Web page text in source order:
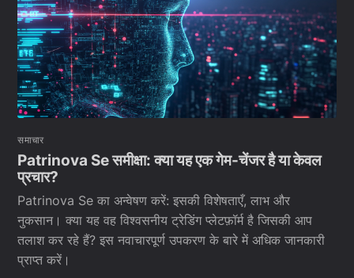
समाचार
Patrinova Se समीक्षा: क्या यह एक गेम-चेंजर है या केवल
प्रचार?
Patrinova Se का अन्वेषण करें: इसकी विशेषताएँ, लाभ और
नुकसान। क्या यह वह विश्वसनीय ट्रेडिंग प्लेटफ़ॉर्म है जिसकी आप
तलाश कर रहे हैं? इस नवाचारपूर्ण उपकरण के बारे में अधिक जानकारी
प्राप्त करें।